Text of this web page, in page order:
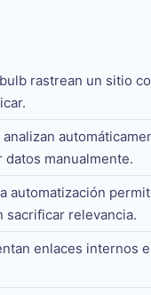
rastrean un sitio
manualmente.
automatización
sacrificar relevancia.
enlaces internos